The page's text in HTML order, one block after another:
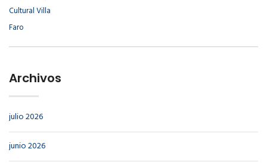
Archivos
julio 2026
junio 2026